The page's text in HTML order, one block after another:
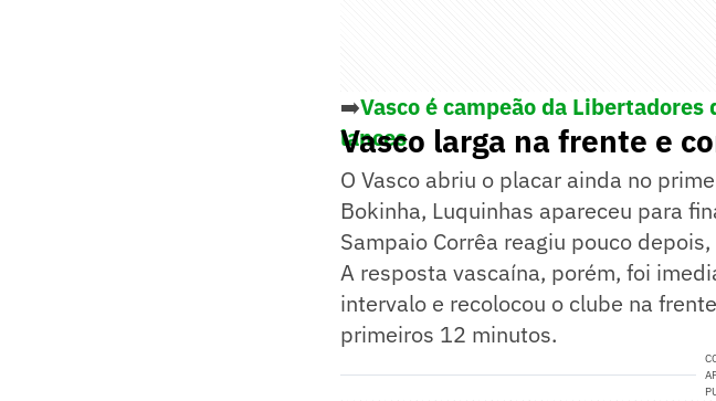
➡️Vasco é campeão da
lances
Vasco larga na frente e
O Vasco abriu o placar ainda no
Bokinha, Luquinhas apareceu para
Sampaio Corrêa reagiu pouco
A resposta vascaína, porém, foi
intervalo e recolocou o clube na
primeiros 12 minutos.